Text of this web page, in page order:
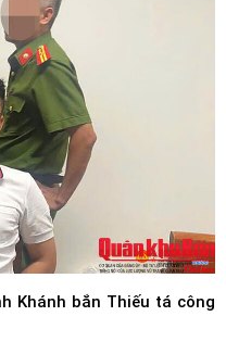
Khánh bắn Thiếu tá công